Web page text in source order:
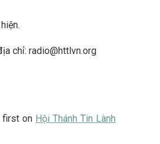
chỉ: radio@httlvn.org
first on Hội Thánh Tin Lành